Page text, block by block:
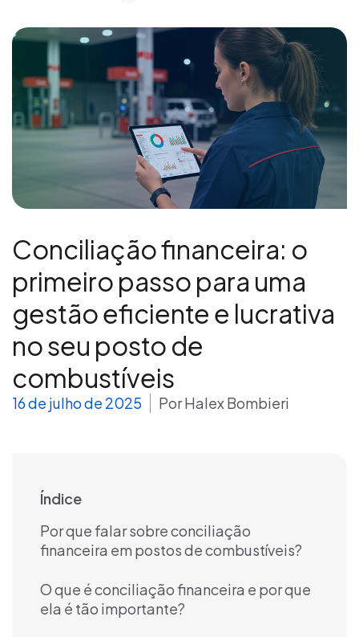
Conciliação financeira: o
primeiro passo para uma
gestão eficiente e lucrativa
no seu posto de
combustíveis
16 de julho de 2025 PorHalex Bombieri
Índice
Por que falar sobre conciliação
financeira em postos de combustíveis?
O que é conciliação financeira e por que
ela é tão importante?